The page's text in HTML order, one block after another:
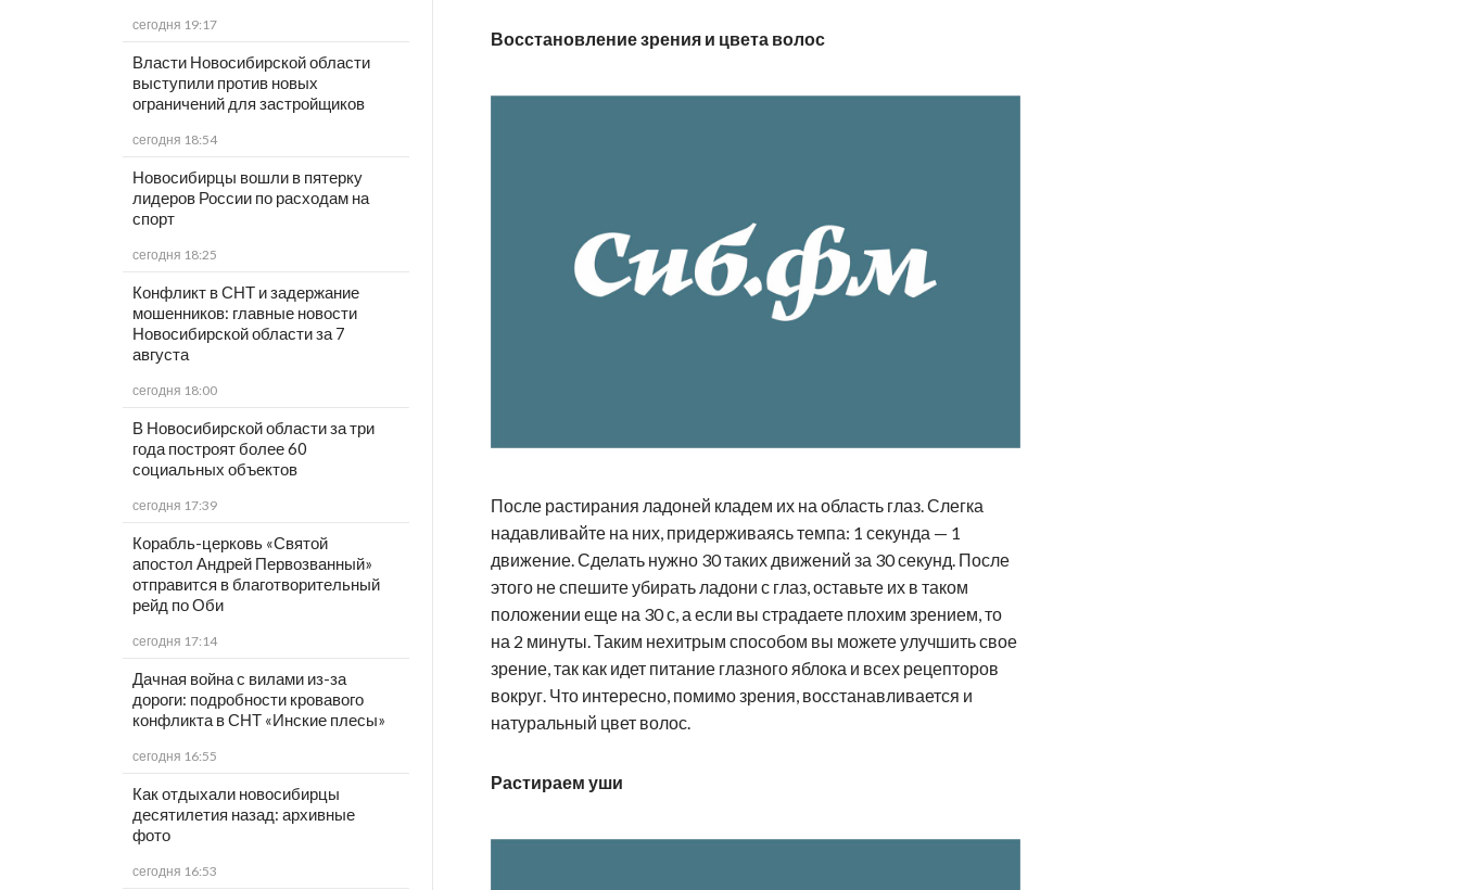
сегодня 19:17
Власти Новосибирской области
выступили против новых
ограничений для застройщиков
сегодня 18:54
Новосибирцы вошли в пятерку
лидеров России по расходам на
спорт
сегодня 18:25
Конфликт в СНТ и задержание
мошенников: главные новости
Новосибирской области за 7
августа
сегодня 18:00
В Новосибирской области за три
года построят более 60
социальных объектов
сегодня 17:39
Корабль-церковь «Святой
апостол Андрей Первозванный»
отправится в благотворительный
рейд по Оби
сегодня 17:14
Дачная война с вилами из-за
дороги: подробности кровавого
конфликта в СНТ «Инские плесы»
сегодня 16:55
Как отдыхали новосибирцы
десятилетия назад: архивные
фото
сегодня 16:53
Восстановление зрения и цвета волос
После растирания ладоней кладем их на область глаз. Слегка
надавливайте на них, придерживаясь темпа: 1 секунда — 1
движение. Сделать нужно 30 таких движений за 30 секунд. После
этого не спешите убирать ладони с глаз, оставьте их в таком
положении еще на 30 с, а если вы страдаете плохим зрением, то
на 2 минуты. Таким нехитрым способом вы можете улучшить свое
зрение, так как идет питание глазного яблока и всех рецепторов
вокруг. Что интересно, помимо зрения, восстанавливается и
натуральный цвет волос.
Растираем уши